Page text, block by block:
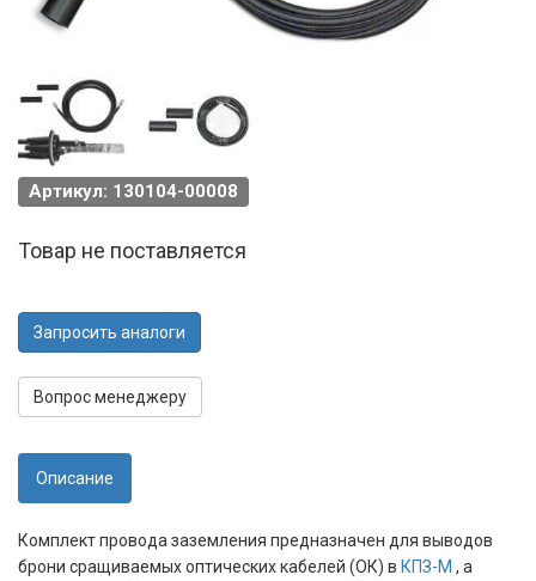
Артикул: 130104-00008
Товар не поставляется
Запросить аналоги
Вопрос менеджеру
Описание
Комплект провода заземления предназначен для выводов
брони сращиваемых оптических кабелей (ОК) в КПЗ-М , а